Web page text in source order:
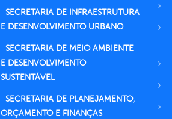
SECRETARIA DE INFRAESTRUTURA
E DESENVOLVIMENTO URBANO
SECRETARIA DE MEIO AMBIENTE
E DESENVOLVIMENTO
SUSTENTÁVEL
SECRETARIA DE PLANEJAMENTO,
ORÇAMENTO E FINANÇAS